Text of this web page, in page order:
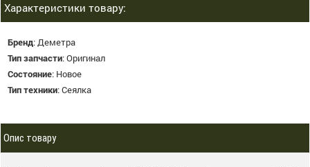
Характеристики товару:
Бренд:Деметра
Тип запчасти:Оригинал
Состояние: Новое
Тип техники:Сеялка
Опис товару